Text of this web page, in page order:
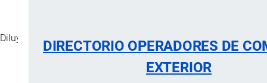
DIRECTORIO OPERADORES DE
EXTERIOR
Diluyente reactivo para resina epóxica.